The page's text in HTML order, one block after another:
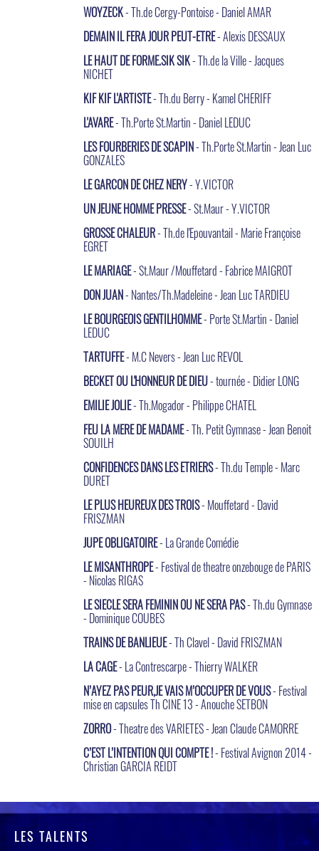
WOYZECK- Th.de Cergy-Pontoise - Daniel AMAR
DEMAIN IL FERA JOUR PEUT-ETRE- Alexis DESSAUX
LE HAUT DE FORME.SIK SIK- Th.de la Ville - Jacques
NICHET
KIF KIF L'ARTISTE- Th.du Berry - Kamel CHERIFF
L'AVARE- Th.Porte St.Martin - Daniel LEDUC
LES FOURBERIES DE SCAPIN- Th.Porte St.Martin - Jean Luc
GONZALES
LE GARCON DE CHEZ NERY- Y.VICTOR
UN JEUNE HOMME PRESSE- St.Maur - Y.VICTOR
GROSSE CHALEUR- Th.de l'Epouvantail - Marie Françoise
EGRET
LE MARIAGE- St.Maur /Mouffetard - Fabrice MAIGROT
DON JUAN- Nantes/Th.Madeleine - Jean Luc TARDIEU
LE BOURGEOIS GENTILHOMME- Porte St.Martin - Daniel
LEDUC
TARTUFFE- M.C Nevers - Jean Luc REVOL
BECKET OU L'HONNEUR DE DIEU- tournée - Didier LONG
EMILIE JOLIE- Th.Mogador - Philippe CHATEL
FEU LA MERE DE MADAME- Th. Petit Gymnase - Jean Benoit
SOUILH
CONFIDENCES DANS LES ETRIERS- Th.du Temple - Marc
DURET
LE PLUS HEUREUX DES TROIS- Mouffetard - David
FRISZMAN
JUPE OBLIGATOIRE- La Grande Comédie
LE MISANTHROPE- Festival de theatre onzebouge de PARIS
- Nicolas RIGAS
LE SIECLE SERA FEMININ OU NE SERA PAS- Th.du Gymnase
- Dominique COUBES
TRAINS DE BANLIEUE- Th Clavel - David FRISZMAN
LA CAGE- La Contrescarpe - Thierry WALKER
N’AYEZ PAS PEUR,JE VAIS M’OCCUPER DE VOUS- Festival
mise en capsules Th CINE 13 - Anouche SETBON
ZORRO- Theatre des VARIETES - Jean Claude CAMORRE
C’EST L’INTENTION QUI COMPTE !- Festival Avignon 2014 -
Christian GARCIA REIDT
LES TALENTS